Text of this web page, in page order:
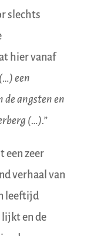
slechts
hier vanaf
een
angsten en
(…).”
een zeer
verhaal van
leeftijd
en de